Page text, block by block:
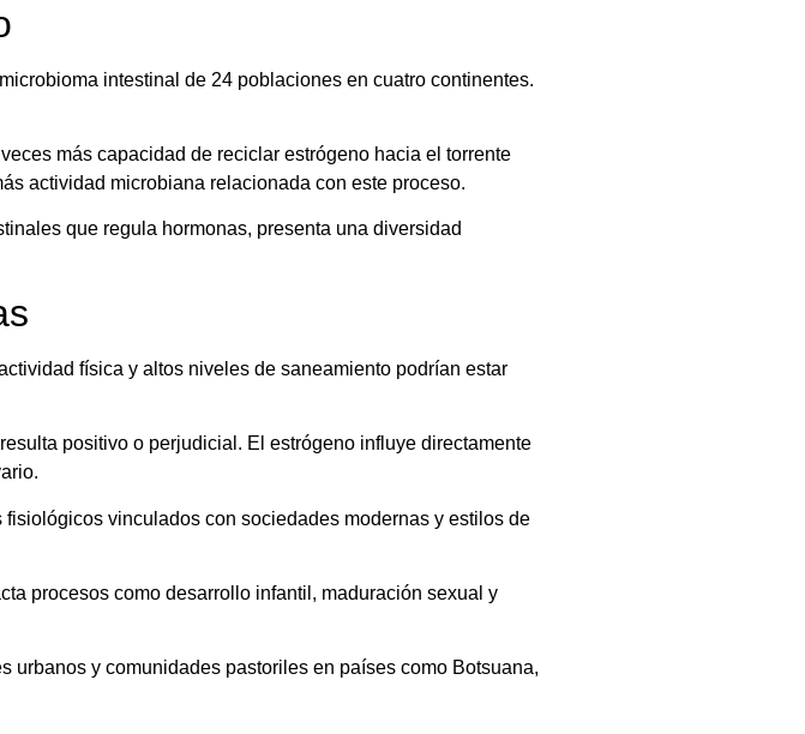
intestinal de 24 poblaciones en cuatro continentes.
más capacidad de reciclar estrógeno hacia el torrente
actividad microbiana relacionada con este proceso.
que regula hormonas, presenta una diversidad
física y altos niveles de saneamiento podrían estar
positivo o perjudicial. El estrógeno influye directamente
vinculados con sociedades modernas y estilos de
procesos como desarrollo infantil, maduración sexual y
urbanos y comunidades pastoriles en países como Botsuana,